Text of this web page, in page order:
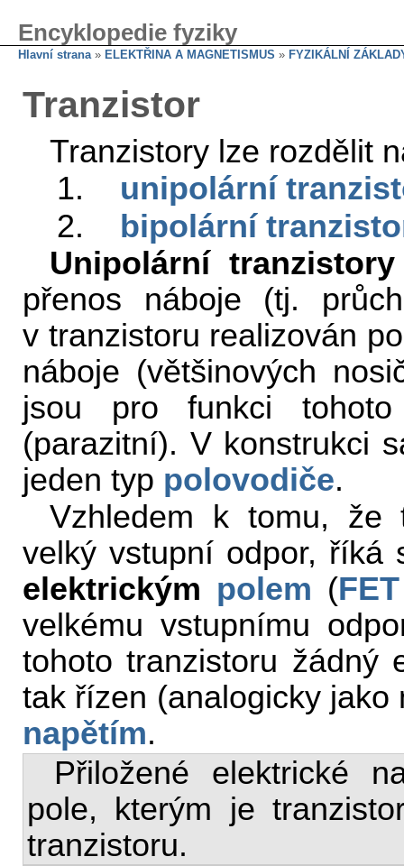
Encyklopedie fyziky
Hlavní strana» ELEKTŘINA A MAGNETISMUS » FYZIKÁLNÍ
Tranzistor
Tranzistory lze rozdělit
1. unipolární
2. bipolární
Unipolární tranzistory
přenos náboje (tj.
v tranzistoru realizován
náboje (většinových
jsou pro funkci tohoto
(parazitní). V konstrukci
jeden typ polovodiče.
Vzhledem k tomu, že
velký vstupní odpor,
elektrickým polem (FET
velkému vstupnímu
tohoto tranzistoru žádný
tak řízen (analogicky
napětím.
Přiložené elektrické
pole, kterým je
tranzistoru.